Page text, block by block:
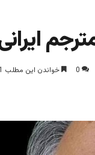
0 خواندن این مطلب 1 دقیقه زمان میبرد